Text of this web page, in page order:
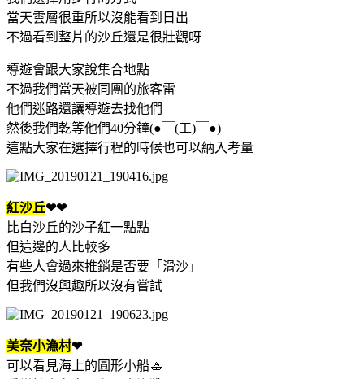
當天雲層很重所以沒能看到日出
不過看到整片的沙丘還是很壯觀呀
導遊會跟大家說集合地點
不過我們當天被同團的旅客雷
他們迷路還讓導遊去找他們
然後我們乾等他們40分鐘(●￣(工)￣●)
這點大家在選擇行程的時候也可以納入考量
紅沙丘❤❤
比白沙丘的沙子紅一點點
但這邊的人比較多
有些人會過來推銷是否要「滑沙」
但我們沒興趣所以沒有嘗試
美奈小漁村❤
可以看見海上的圓形小船🚣